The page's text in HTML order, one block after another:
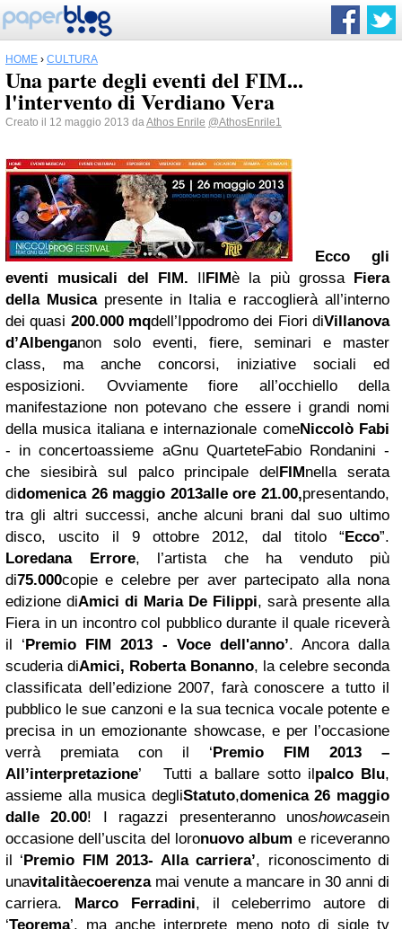
HOME › CULTURA
Una parte degli eventi del FIM...
l'intervento di Verdiano Vera
Creato il 12 maggio 2013 daAthos Enrile @AthosEnrile1
Ecco gli
eventi musicali del FIM.
IlFIMè la più grossa Fiera
della Musicapresente in Italia e raccoglierà all’interno
dei quasi 200.000 mqdell’Ippodromo dei Fiori diVillanova
d’Albenganon solo eventi, fiere, seminari e master
class, ma anche concorsi, iniziative sociali ed
esposizioni.
Ovviamente fiore all’occhiello della
manifestazione non potevano che essere i grandi nomi
della musica italiana e internazionale comeNiccolò Fabi
- in concertoassieme aGnu QuarteteFabio Rondanini -
che siesibirà sul palco principale delFIMnella serata
didomenica 26 maggio 2013alle ore 21.00,presentando,
tra gli altri successi, anche alcuni brani dal suo ultimo
disco, uscito il 9 ottobre 2012, dal titolo “Ecco”.
LoredanaErrore, l’artista che ha venduto più
di75.000copie e celebre per aver partecipato alla nona
edizione diAmici di Maria De Filippi, sarà presente alla
Fiera in un incontro col pubblico durante il quale riceverà
il ‘Premio FIM 2013 - Voce dell'anno’. Ancora dalla
scuderia diAmici, Roberta Bonanno, la celebre seconda
classificata dell’edizione 2007, farà conoscere a tutto il
pubblico le sue canzoni e la sua tecnica vocale potente e
precisa in un emozionante showcase, e per l’occasione
verrà premiata con il ‘Premio FIM 2013 –
All’interpretazione’ Tutti a ballare sotto ilpalco Blu,
assieme alla musica degliStatuto,domenica 26 maggio
dalle 20.00! I ragazzi presenteranno unoshowcasein
occasione dell’uscita del loronuovo album e riceveranno
il ‘Premio FIM 2013- Alla carriera’, riconoscimento di
unavitalitàecoerenza mai venute a mancare in 30 anni di
carriera.
Marco Ferradini, il celeberrimo autore di
‘Teorema’, ma anche interprete meno noto di sigle tv